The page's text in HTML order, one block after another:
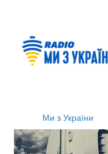
Ми з України